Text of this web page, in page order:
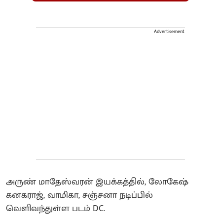
Advertisement
அருண் மாதேஸ்வரன் இயக்கத்தில், லோகேஷ்
கனகராஜ், வாமிகா, சஞ்சனா நடிப்பில்
வெளிவந்துள்ள படம் DC.